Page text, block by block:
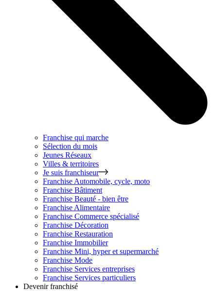
Franchise qui marche
Sélection du mois
Jeunes Réseaux
Villes & territoires
Je suis franchiseur
Franchise Automobile, cycle, moto
Franchise Bâtiment
Franchise Beauté - bien être
Franchise Alimentaire
Franchise Commerce spécialisé
Franchise Décoration
Franchise Restauration
Franchise Immobilier
Franchise Mini, hyper et supermarché
Franchise Mode
Franchise Services entreprises
Franchise Services particuliers
Devenir franchisé